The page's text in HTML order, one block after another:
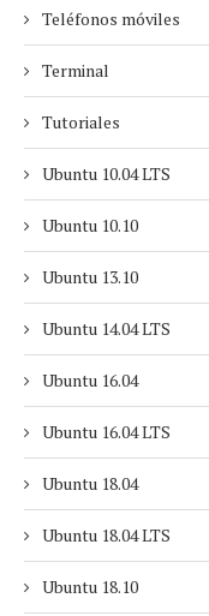
Teléfonos móviles
Terminal
Tutoriales
Ubuntu 10.04 LTS
Ubuntu 10.10
Ubuntu 13.10
Ubuntu 14.04 LTS
Ubuntu 16.04
Ubuntu 16.04 LTS
Ubuntu 18.04
Ubuntu 18.04 LTS
Ubuntu 18.10